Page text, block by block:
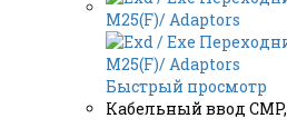
Быстрый просмотр
Кабельный ввод CMP,